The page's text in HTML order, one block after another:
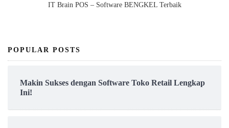
IT Brain POS – Software BENGKEL Terbaik
POPULAR POSTS
Makin Sukses dengan Software Toko Retail Lengkap
Ini!